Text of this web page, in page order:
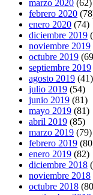
marzo 2020 (62)
febrero 2020
enero 2020 (74)
diciembre 2019
noviembre 2019
octubre 2019
septiembre 2019
agosto 2019 (41)
julio 2019 (54)
junio 2019 (81)
mayo 2019 (81)
abril 2019 (85)
marzo 2019 (79)
febrero 2019
enero 2019 (82)
diciembre 2018
noviembre 2018
octubre 2018